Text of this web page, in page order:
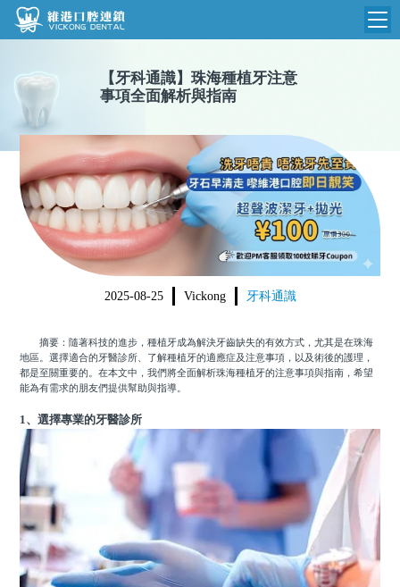
維港首頁
品牌介紹
環境設備
醫院新聞
收費標準
N
收費總表
植牙收費
根管收費
美學收費
箍牙收費
醫生團隊
門診時間
【 牙科通識】 珠海種植牙注意
事項全面解析與指南
2025-08-25 Vickong 牙科通識
摘要：隨著科技的進步，種植牙成為解決牙齒缺失的有效方式，尤其是在珠海
地區。選擇適合的牙醫診所、了解種植牙的適應症及注意事項，以及術後的護理，
都是至關重要的。在本文中，我們將全面解析珠海種植牙的注意事項與指南，希望
能為有需求的朋友們提供幫助與指導。
1、選擇專業的牙醫診所